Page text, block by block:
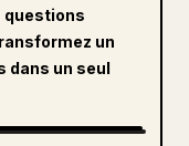
questions
un
dans un seul